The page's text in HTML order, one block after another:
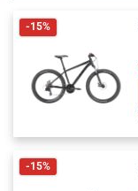
-15%
-15%